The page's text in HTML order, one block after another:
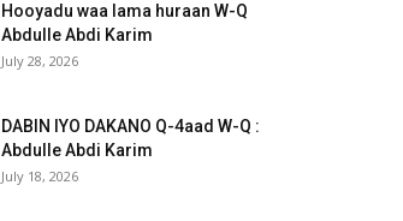
Hooyadu waa lama huraan W-Q
Abdulle Abdi Karim
July 28, 2026
DABIN IYO DAKANO Q-4aad W-Q :
Abdulle Abdi Karim
July 18, 2026